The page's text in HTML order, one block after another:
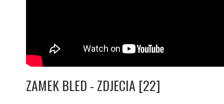
ZAMEK BLED - ZDJECIA [22]